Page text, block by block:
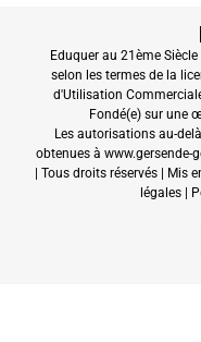
Eduquer au 21ème Siècle
selon les termes de la
d'Utilisation
Fondé(e) sur une
Les autorisations au-
obtenues à www.gersende-
| Tous droits réservés | Mis
légales|